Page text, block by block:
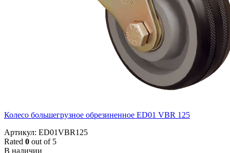
Колесо большегрузное обрезиненное ED01 VBR 125
Артикул: ED01VBR125
Rated 0 out of 5
В наличии